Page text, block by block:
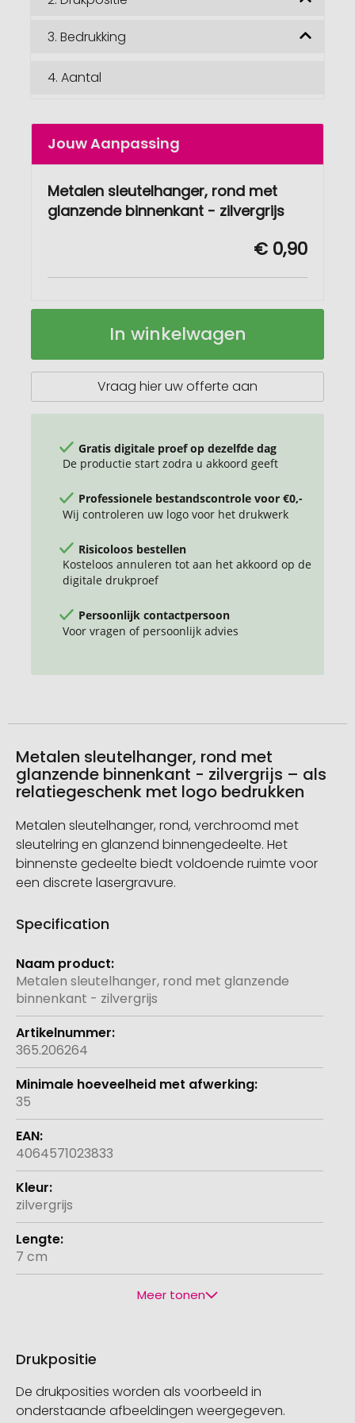
3. Bedrukking
4. Aantal
Jouw Aanpassing
Metalen sleutelhanger, rond met
glanzende binnenkant - zilvergrijs
€ 0,90
Metalen
met
Op
In winkelwagen
Vraag hier uw offerte aan
Gratis digitale proef op dezelfde dag
De productie start zodra u akkoord geeft
Professionele bestandscontrole voor €0,-
Wij controleren uw logo voor het drukwerk
Risicoloos bestellen
Kosteloos annuleren tot aan het akkoord op de
digitale drukproef
Persoonlijk contactpersoon
Voor vragen of persoonlijk advies
Metalen sleutelhanger, rond met
glanzende binnenkant - zilvergrijs – als
relatiegeschenk met logo bedrukken
Metalen sleutelhanger, rond, verchroomd met
sleutelring en glanzend binnengedeelte. Het
binnenste gedeelte biedt voldoende ruimte voor
een discrete lasergravure.
Specification
Meer
informatie
Metalen sleutelhanger, rond met glanzende
binnenkant - zilvergrijs
365.206264
35
4064571023833
zilvergrijs
7 cm
Meer tonen
Drukpositie
De drukposities worden als voorbeeld in
onderstaande afbeeldingen weergegeven.